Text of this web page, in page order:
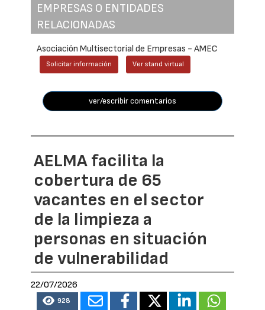
EMPRESAS O ENTIDADES
RELACIONADAS
Asociación Multisectorial de Empresas - AMEC
Solicitar información Ver stand virtual
ver/escribir comentarios
AELMA facilita la
cobertura de 65
vacantes en el sector
de la limpieza a
personas en situación
de vulnerabilidad
22/07/2026
928